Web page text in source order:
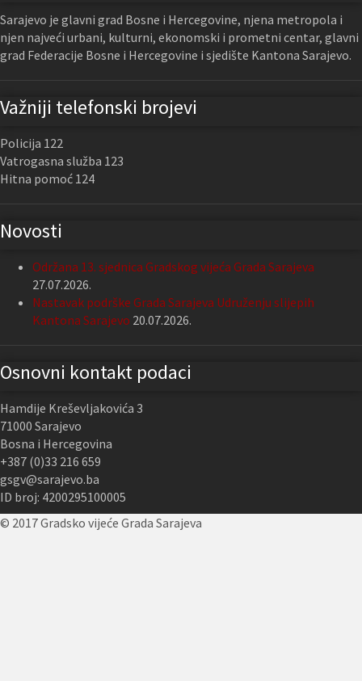
Sarajevo je glavni grad Bosne i Hercegovine, njena metropola i
njen najveći urbani, kulturni, ekonomski i prometni centar, glavni
grad Federacije Bosne i Hercegovine i sjedište Kantona Sarajevo.
Važniji telefonski brojevi
Policija 122
Vatrogasna služba 123
Hitna pomoć 124
Novosti
Održana 13. sjednica Gradskog vijeća Grada Sarajeva
27.07.2026.
Nastavak podrške Grada Sarajeva Udruženju slijepih
Kantona Sarajevo 20.07.2026.
Osnovni kontakt podaci
Hamdije Kreševljakovića 3
71000 Sarajevo
Bosna i Hercegovina
+387 (0)33 216 659
gsgv@sarajevo.ba
ID broj: 4200295100005
© 2017 Gradsko vijeće Grada Sarajeva